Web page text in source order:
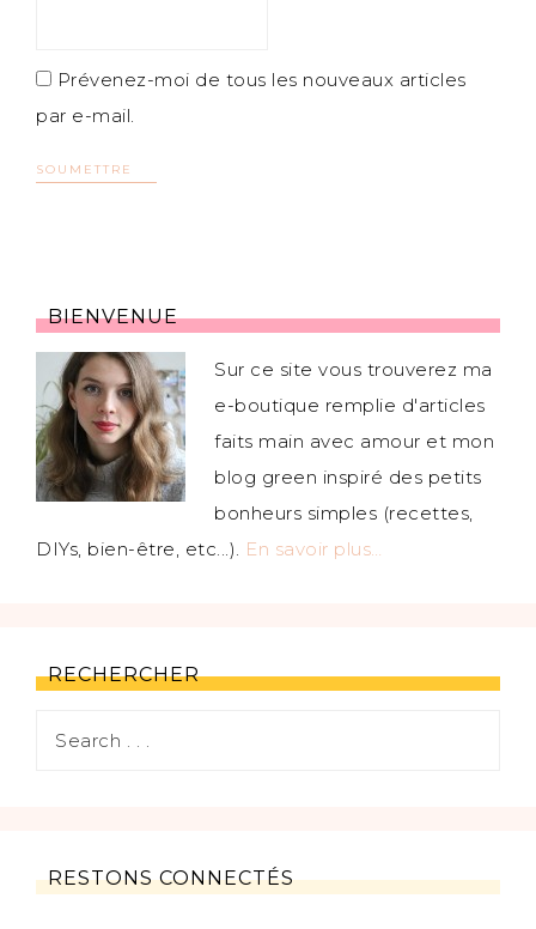
Prévenez-moi de tous les nouveaux articles
par e-mail.
BIENVENUE
Sur ce site vous trouverez ma
e-boutique remplie d'articles
faits main avec amour et mon
blog green inspiré des petits
bonheurs simples (recettes,
DIYs, bien-être, etc...).
En savoir plus…
RECHERCHER
RESTONS CONNECTÉS